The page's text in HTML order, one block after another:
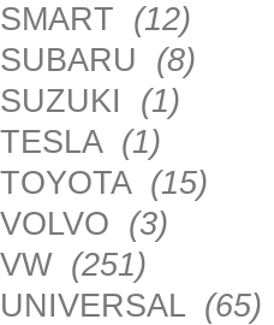
SMART (12)
SUBARU (8)
SUZUKI (1)
TESLA (1)
TOYOTA (15)
VOLVO (3)
VW (251)
UNIVERSAL (65)